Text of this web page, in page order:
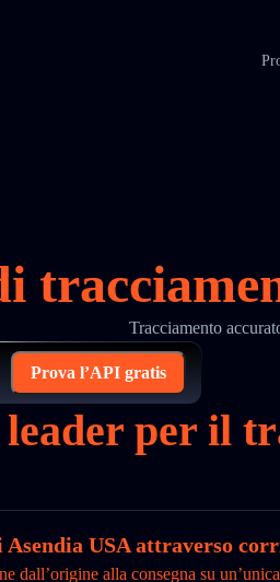
Tracciamento
Prova l’API gratis
per il
Asendia USA attraverso
dall’origine alla consegna su